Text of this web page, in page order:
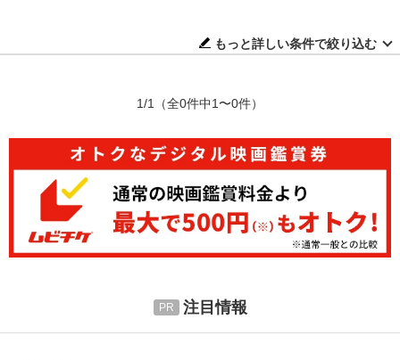
もっと詳しい条件で絞り込む
1/1 （全0件中1〜0件）
注目情報